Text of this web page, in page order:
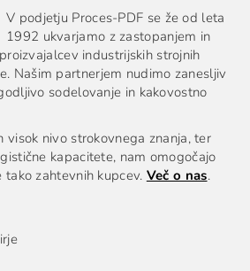
V podjetju Proces-PDF se že od leta
1992 ukvarjamo z zastopanjem in
industrijskih strojnih
Našim partnerjem nudimo zanesljiv
sodelovanje in kakovostno
visok nivo strokovnega znanja, ter
kapacitete, nam omogočajo
zahtevnih kupcev. Več o nas.